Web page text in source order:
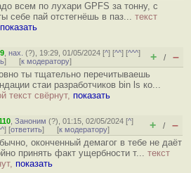
всем по лухари GPFS за тонну, с
себе пай отстегнёшь в паз... текст
показать
,нах. (?), 19:29, 01/05/2024 [^] [^^] [^^^]
] [к модератору] + / –
ты тщательно перечитываешь
стаи разработчиков bin ls ко...
текст свёрнут, показать
,Заноним (?), 01:15, 02/05/2024 [^]
] [ответить] [к модератору] + / –
оконченный демагог в тебе не даёт
принять факт ущербности т... текст
показать